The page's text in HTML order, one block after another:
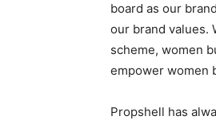
board as our
our brand values.
scheme, women
empower women
Propshell has